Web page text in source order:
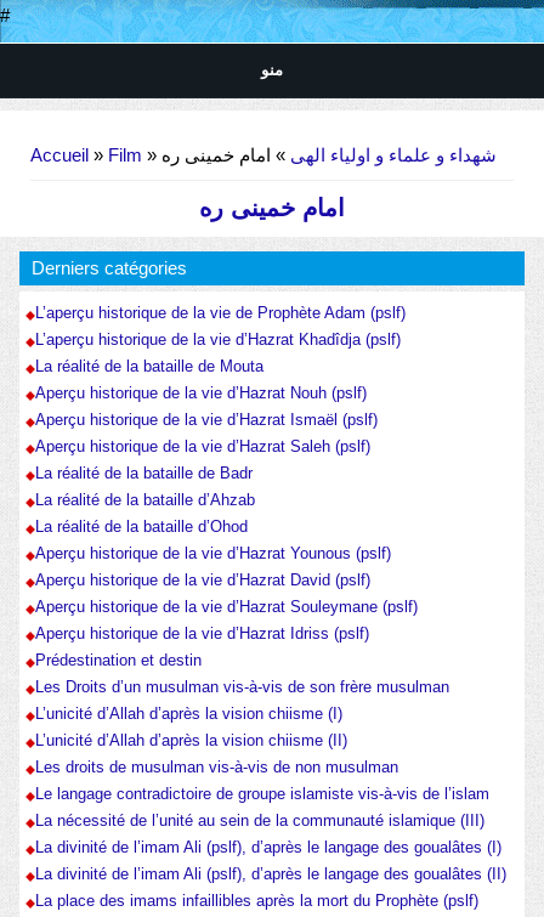
#
منو
Accueil » Film » شهداء و علماء و اولیاء الهی » امام خمینی ره
امام خمینی ره
Derniers catégories
L’aperçu historique de la vie de Prophète Adam (pslf)
L’aperçu historique de la vie d’Hazrat Khadîdja (pslf)
La réalité de la bataille de Mouta
Aperçu historique de la vie d’Hazrat Nouh (pslf)
Aperçu historique de la vie d’Hazrat Ismaël (pslf)
Aperçu historique de la vie d’Hazrat Saleh (pslf)
La réalité de la bataille de Badr
La réalité de la bataille d’Ahzab
La réalité de la bataille d’Ohod
Aperçu historique de la vie d’Hazrat Younous (pslf)
Aperçu historique de la vie d’Hazrat David (pslf)
Aperçu historique de la vie d’Hazrat Souleymane (pslf)
Aperçu historique de la vie d’Hazrat Idriss (pslf)
Prédestination et destin
Les Droits d’un musulman vis-à-vis de son frère musulman
L’unicité d’Allah d’après la vision chiisme (I)
L’unicité d’Allah d’après la vision chiisme (II)
Les droits de musulman vis-à-vis de non musulman
Le langage contradictoire de groupe islamiste vis-à-vis de l’islam
La nécessité de l’unité au sein de la communauté islamique (III)
La divinité de l’imam Ali (pslf), d’après le langage des goualâtes (I)
La divinité de l’imam Ali (pslf), d’après le langage des goualâtes (II)
La place des imams infaillibles après la mort du Prophète (pslf)